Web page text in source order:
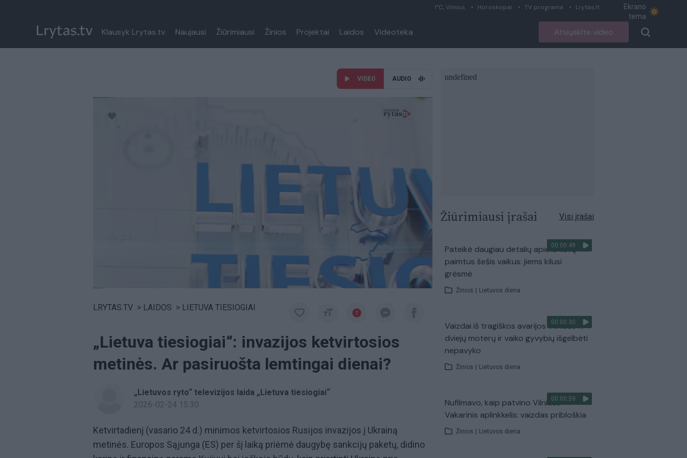
1°C, Vilnius Horoskopai TV programa Lrytas.lt
Ekrano
tema
Klausyk Lrytas.tv Naujausi Žiūrimiausi Žinios Projektai Laidos Videoteka Atsiųskite video
VIDEO AUDIO
LRYTAS.TV > LAIDOS > LIETUVA TIESIOGIAI
„Lietuva tiesiogiai“: invazijos ketvirtosios
metinės. Ar pasiruošta lemtingai dienai?
„Lietuvos ryto“ televizijos laida „Lietuva tiesiogiai“
2026-02-24 15:30
Ketvirtadienį (vasario 24 d.) minimos ketvirtosios Rusijos invazijos į Ukrainą
metinės. Europos Sąjunga (ES) per šį laiką priėmė daugybę sankcijų paketų, didino
Žiūrimiausi įrašai Visi įrašai
00:00:49
Pateikė daugiau detalių apie iš tėvų
paimtus šešis vaikus: jiems kilusi
grėsmė
Žinios Lietuvos diena
00:00:30
Vaizdai iš tragiškos avarijos Vilniaus r.:
dviejų moterų ir vaiko gyvybių išgelbėti
nepavyko
Žinios Lietuvos diena
00:00:59
Nufilmavo, kaip patvino Vilniaus
Vakarinis aplinkkelis: vaizdas pribloškia
Žinios Lietuvos diena